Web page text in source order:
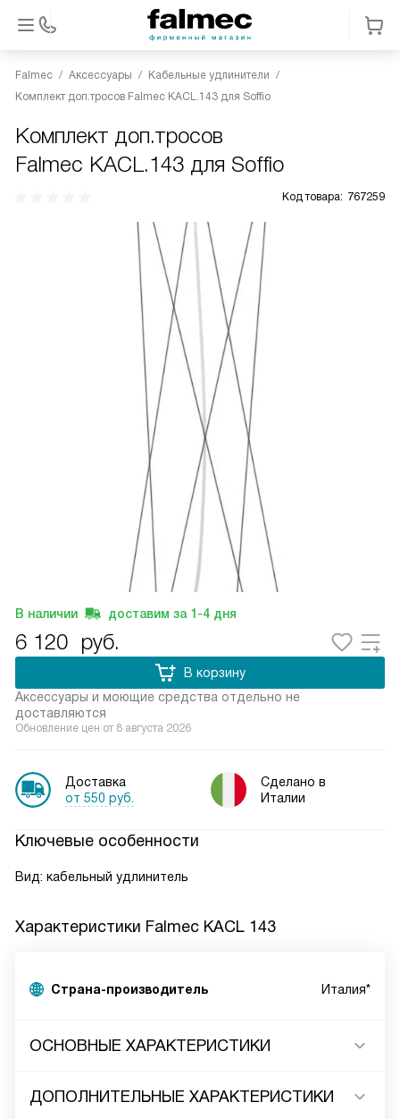
Falmec Аксессуары
Кабельные удлинители
Комплект доп.тросов Falmec KACL.143 для Soffio
Комплект доп.тросов
Falmec KACL.143 для Soffio
Код товара: 767259
В наличии доставим за 1-4 дня
6 120 руб.
Аксессуары и моющие средства отдельно не
доставляются
В корзину
Обновление цен от 8 августа 2026
Доставка
от 550 руб.
Сделано в
Италии
Ключевые особенности
Вид: кабельный удлинитель
Характеристики Falmec KACL 143
Страна-производитель Италия*
ОСНОВНЫЕ ХАРАКТЕРИСТИКИ
ДОПОЛНИТЕЛЬНЫЕ ХАРАКТЕРИСТИКИ